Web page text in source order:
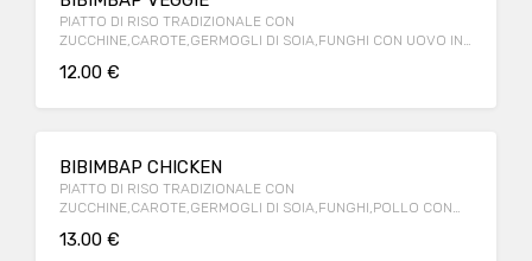
PIATTO DI RISO TRADIZIONALE CON
ZUCCHINE,CAROTE,GERMOGLI DI SOIA,FUNGHI CON UOVO IN
12.00 €
BIBIMBAP CHICKEN
PIATTO DI RISO TRADIZIONALE CON
ZUCCHINE,CAROTE,GERMOGLI DI SOIA,FUNGHI,POLLO CON
13.00 €